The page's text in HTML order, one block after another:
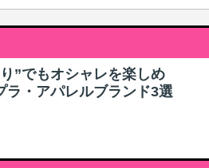
”でもオシャレを楽しめ
ラ・アパレルブランド3選